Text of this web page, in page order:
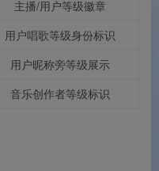
主播/用户等级徽章
用户唱歌等级身份标识
用户昵称旁等级展示
音乐创作者等级标识